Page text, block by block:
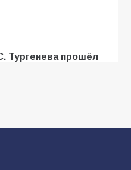
Тургенева прошёл
дорожные работы